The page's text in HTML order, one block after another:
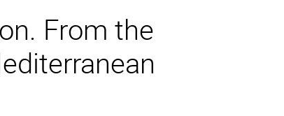
From the